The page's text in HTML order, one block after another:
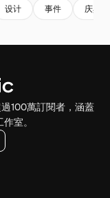
设计 事件 庆典
100萬訂閱者，涵蓋
室。